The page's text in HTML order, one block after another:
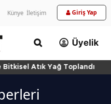
Künye İletişim Giriş Yap
Üyelik
Atık Yağ Toplandı